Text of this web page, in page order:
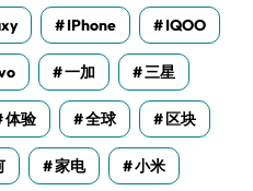
IPhone IQOO
一加 三星
体验 全球 区块
家电 小米